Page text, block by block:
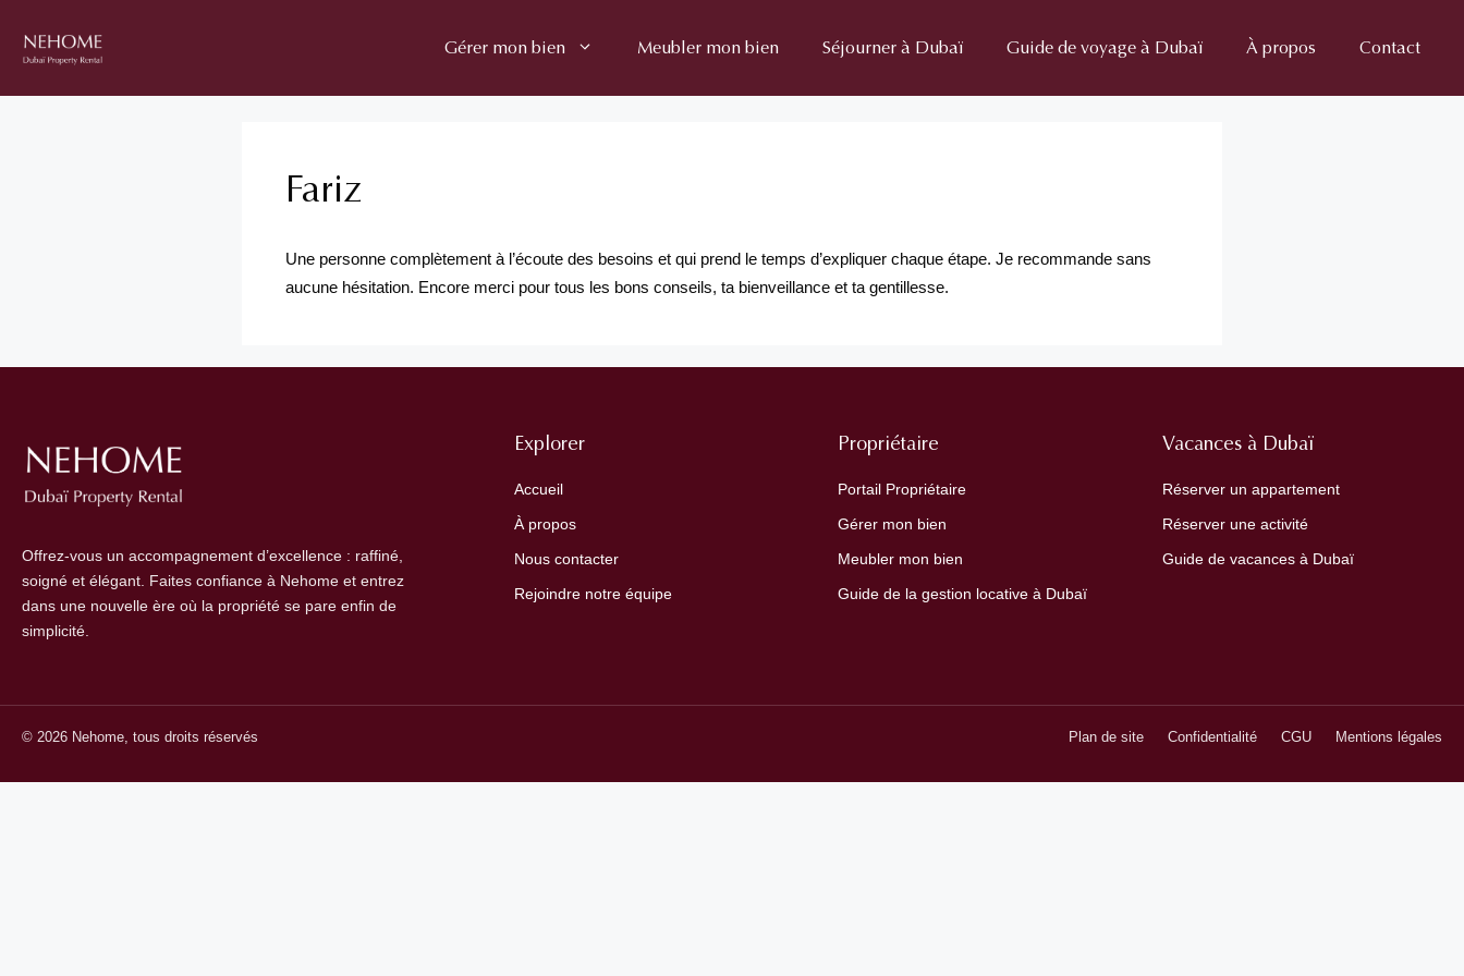
contenu
Gérer mon bien Meubler mon bien Séjourner à Dubaï Guide de voyage à Dubaï À propos Contact
Fariz
Une personne complètement à l’écoute des besoins et qui prend le temps d’expliquer chaque étape. Je recommande sans
aucune hésitation. Encore merci pour tous les bons conseils, ta bienveillance et ta gentillesse.
Offrez-vous un accompagnement d’excellence : raffiné,
soigné et élégant. Faites confiance à Nehome et entrez
dans une nouvelle ère où la propriété se pare enfin de
simplicité.
Explorer
Accueil
À propos
Nous contacter
Rejoindre notre équipe
Propriétaire
Portail Propriétaire
Gérer mon bien
Meubler mon bien
Guide de la gestion locative à Dubaï
Vacances à Dubaï
Réserver un appartement
Réserver une activité
Guide de vacances à Dubaï
© 2026 Nehome, tous droits réservés Plan de site Confidentialité CGU Mentions légales